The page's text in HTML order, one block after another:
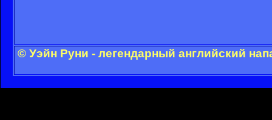
© Уэйн Руни - легендарный английский